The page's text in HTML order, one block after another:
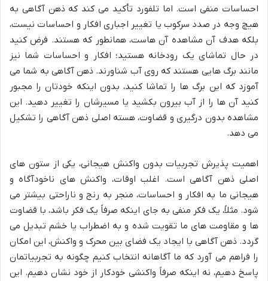
احساسات منفی است. اما تلفورد تأکید می کند که ذهن آگاهی به
هیچ وجه در صدد سرکوب یا تغییر اجباری افکار و احساسات نیست،
بلکه هدف آن مشاهده آن هاست، همانطور که هستند. فرض کنید
در حال تماشای یک رودخانه هستید؛ افکار و احساسات شما نیز
مانند برگ هایی هستند که روی آب شناورند. ذهن آگاهی به شما می
آموزد که این برگ ها را تماشا کنید، بدون اینکه خودتان را مجبور
کنید آن ها را از آب بیرون بکشید یا مسیرشان را تغییر دهید. این
مشاهده بدون درگیری و قضاوت، هسته اصلی ذهن آگاهی را تشکیل
می دهد.
اهمیت پذیرش تجربیات بدون واکنش هیجانی، یکی از ستون های
اصلی ذهن آگاهی است. اغلب اوقات، واکنش های ناخودآگاه و
هیجانی ما به افکار و احساسات، منجر به رنج و ناراحتی بیشتر می
شود. مثلاً، یک فکر منفی به جای اینکه صرفاً یک فکر باشد، با قضاوت
ها و مقاومت های ما تقویت شده و به اضطراب یا خشم تبدیل می
گردد. ذهن آگاهی با ایجاد یک فضای بین محرک و واکنش، این امکان
را فراهم می آورد که ما آگاهانه انتخاب کنیم چگونه به تجربیاتمان
پاسخ دهیم، نه اینکه صرفاً واکنشی خودکار از خود نشان دهیم. این